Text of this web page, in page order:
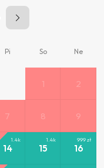
Pi So Ne
1 2
7 8 9
14
1.4k
15
1.4k
16
999zł